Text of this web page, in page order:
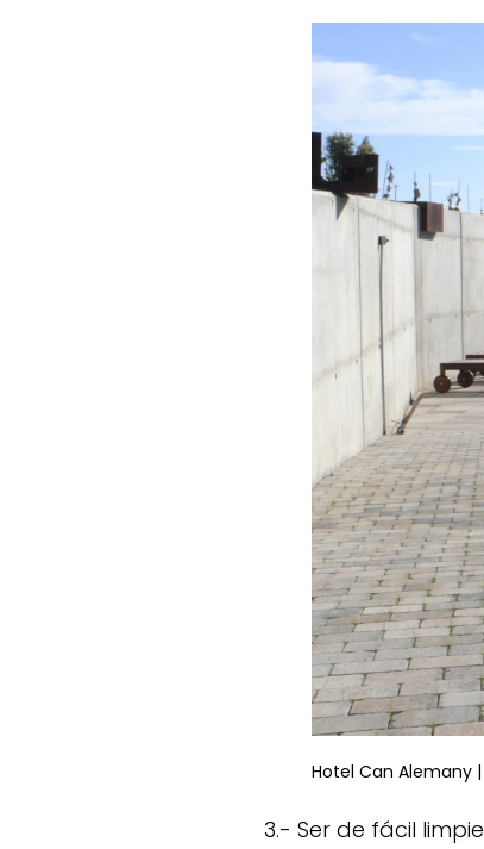
Hotel Can Alemany
3.- Ser de fácil